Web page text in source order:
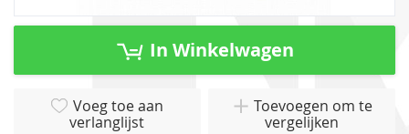
Ga
In Winkelwagen
Voeg toe aan
verlanglijst
Toevoegen om te
vergelijken